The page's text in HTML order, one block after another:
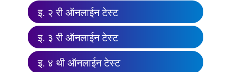
इ. २ री ऑनलाईन टेस्ट
इ. ३ री ऑनलाईन टेस्ट
इ. ४ थी ऑनलाईन टेस्ट